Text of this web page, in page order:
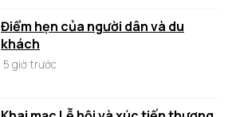
Điểm hẹn của người dân và du
khách
5 giờ trước